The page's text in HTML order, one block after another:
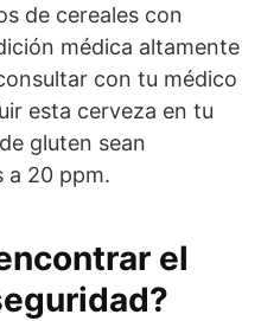
de cereales con
médica altamente
con tu médico
esta cerveza en tu
gluten sean
a 20 ppm.
el